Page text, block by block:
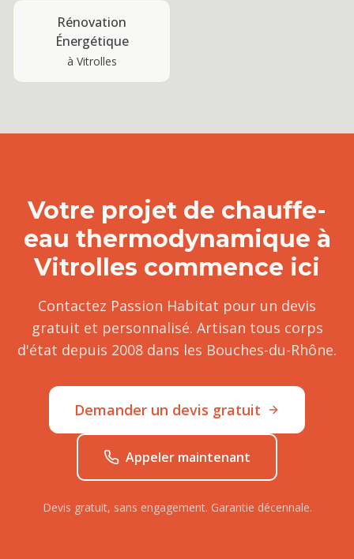
Rénovation
Énergétique
à Vitrolles
Votre projet de chauffe-
eau thermodynamique à
Vitrolles commence ici
Contactez Passion Habitat pour un devis
gratuit et personnalisé. Artisan tous corps
d'état depuis 2008 dans les Bouches-du-Rhône.
Demander un devis gratuit
Appeler maintenant
Devis gratuit, sans engagement. Garantie décennale.